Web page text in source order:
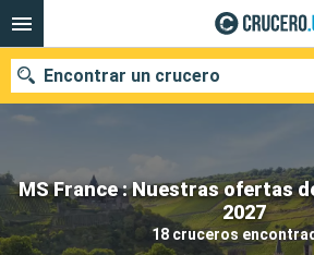
MS France : Nuestras ofertas
2027
18 cruceros
Encontrar un crucero
Nuestros destinos
Fecha de salida